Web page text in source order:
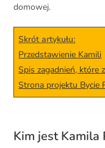
domowej.
Skrót artykułu:
Przedstawienie Kamili
Spis zagadnień, które
Strona projektu Bycie
Kim jest Kamila